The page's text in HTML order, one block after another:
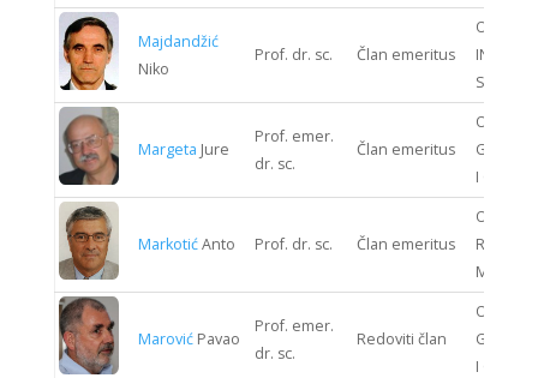
Majdandžić
Niko
Prof. dr. sc. Član emeritus
ODJEL
Margeta Jure
Prof. emer.
dr. sc.
Član emeritus
ODJEL
I
MarkotićAnto Prof. dr. sc. Član emeritus
ODJEL
Marović Pavao
Prof. emer.
dr. sc.
Redoviti član
ODJEL
I